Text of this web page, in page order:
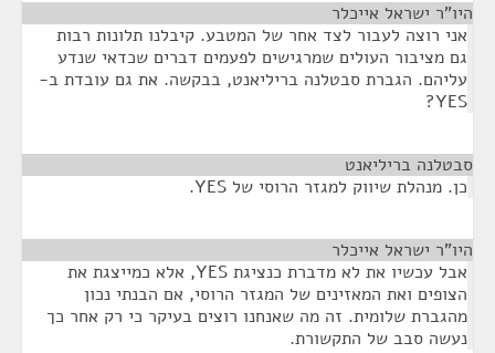
היו"ר ישראל אייכלר
אני רוצה לעבור לצד אחר של המטבע. קיבלנו תלונות רבות
גם מציבור העולים שמרגישים לפעמים דברים שכדאי שנדע
עליהם. הגברת סבטלנה בריליאנט, בבקשה. את גם עובדת ב-
YES?
סבטלנה בריליאנט
כן. מנהלת שיווק למגזר הרוסי של YES.
היו"ר ישראל אייכלר
אבל עכשיו את לא מדברת כנציגת YES, אלא כמייצגת את
הצופים ואת המאזינים של המגזר הרוסי, אם הבנתי נכון
מהגברת שלומית. זה מה שאנחנו רוצים בעיקר כי רק אחר כך
נעשה סבב של התקשורת.